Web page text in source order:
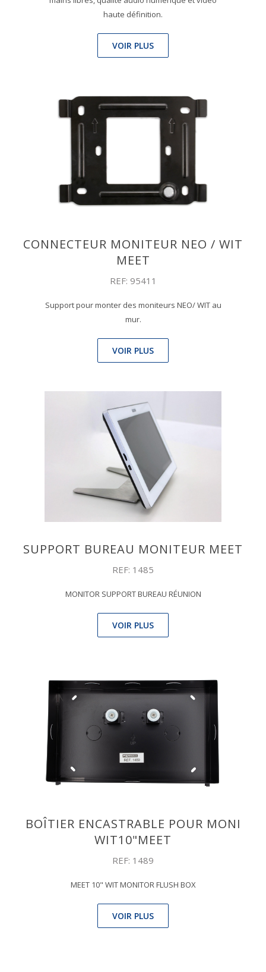
haute définition.
VOIR PLUS
CONNECTEUR MONITEUR NEO / WIT
MEET
REF: 95411
Support pour monter des moniteurs NEO/ WIT au
mur.
VOIR PLUS
SUPPORT BUREAU MONITEUR MEET
REF: 1485
MONITOR SUPPORT BUREAU RÉUNION
VOIR PLUS
BOÎTIER ENCASTRABLE POUR MONI
WIT10"MEET
REF: 1489
MEET 10" WIT MONITOR FLUSH BOX
VOIR PLUS